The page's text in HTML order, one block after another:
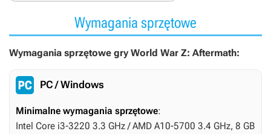
Wymagania sprzętowe
Wymagania sprzętowe gry World War Z: Aftermath:
PC / Windows
Minimalne wymagania sprzętowe:
Intel Core i3-3220 3.3 GHz / AMD A10-5700 3.4 GHz, 8 GB